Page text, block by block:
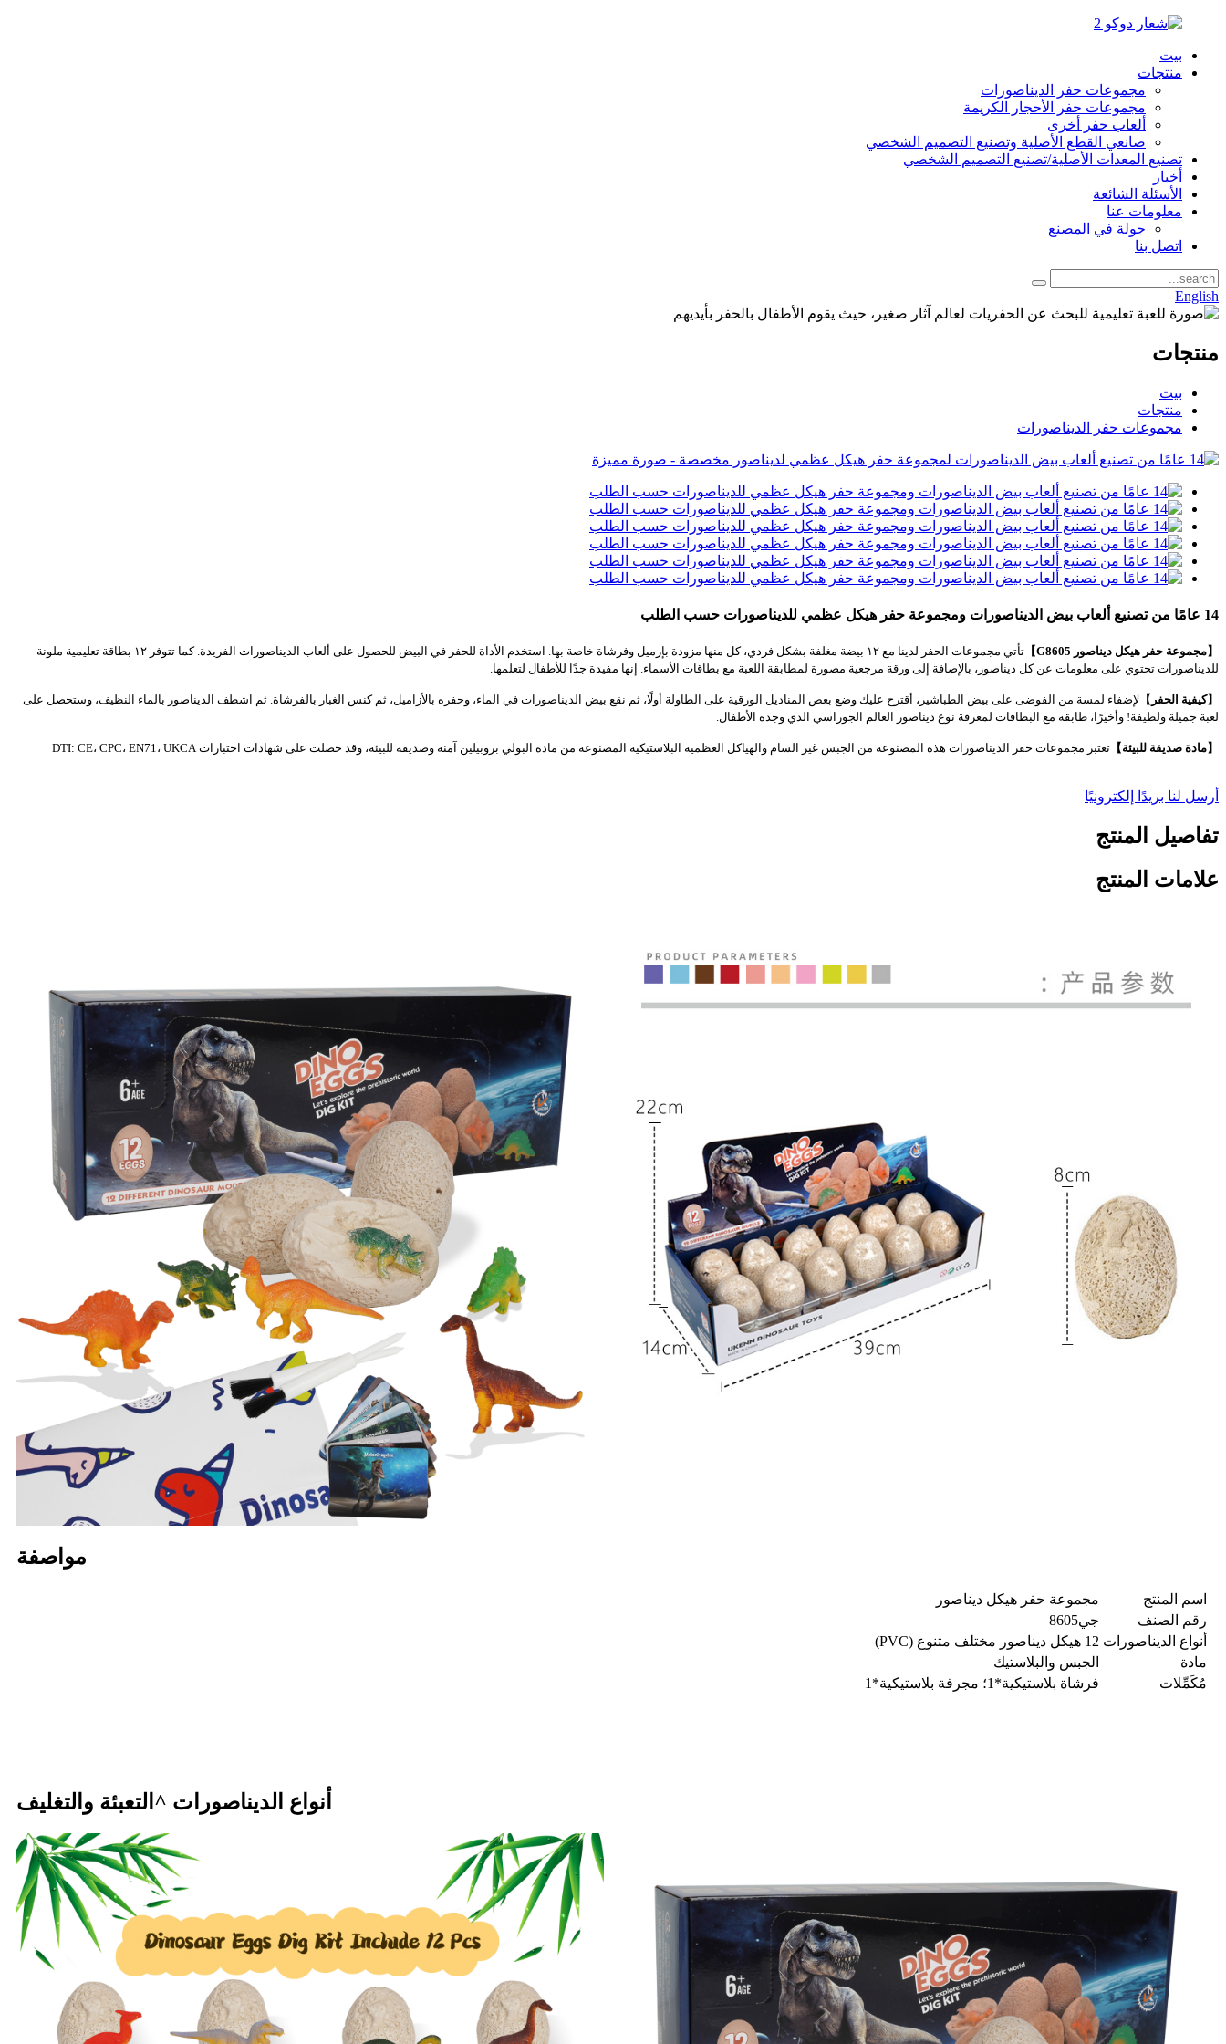
بيت
منتجات
مجموعات حفر الديناصورات
مجموعات حفر الأحجار الكريمة
ألعاب حفر أخرى
صانعي القطع الأصلية وتصنيع التصميم الشخصي
تصنيع المعدات الأصلية/تصنيع التصميم الشخصي
أخبار
الأسئلة الشائعة
معلومات عنا
جولة في المصنع
اتصل بنا
English
منتجات
بيت
منتجات
مجموعات حفر الديناصورات
14 عامًا من تصنيع ألعاب بيض الديناصورات ومجموعة حفر هيكل عظمي للديناصورات حسب الطلب
【مجموعة حفر هيكل ديناصور G8605】
تأتي مجموعات الحفر لدينا مع ١٢ بيضة مغلفة بشكل فردي، كل منها مزودة بإزميل وفرشاة خاصة بها. استخدم الأداة للحفر في البيض للحصول على ألعاب الديناصورات الفريدة. كما تتوفر ١٢ بطاقة تعليمية ملونة
للديناصورات تحتوي على معلومات عن كل ديناصور، بالإضافة إلى ورقة مرجعية مصورة لمطابقة اللعبة مع بطاقات الأسماء. إنها مفيدة جدًا للأطفال لتعلمها.
【كيفية الحفر】 لإضفاء لمسة من الفوضى على بيض الطباشير، أقترح عليك وضع بعض المناديل الورقية على الطاولة أولًا، ثم نقع بيض الديناصورات في الماء، وحفره بالأزاميل، ثم كنس الغبار بالفرشاة. ثم اشطف الديناصور بالماء النظيف، وستحصل على
لعبة جميلة ولطيفة! وأخيرًا، طابقه مع البطاقات لمعرفة نوع ديناصور العالم الجوراسي الذي وجده الأطفال.
【مادة صديقة للبيئة】 تعتبر مجموعات حفر الديناصورات هذه المصنوعة من الجبس غير السام والهياكل العظمية البلاستيكية المصنوعة من مادة البولي بروبيلين آمنة وصديقة للبيئة، وقد حصلت على شهادات اختبارات DTI: CE، CPC، EN71، UKCA
أرسل لنا بريدًا إلكترونيًا
تفاصيل المنتج
علامات المنتج
مواصفة
اسم المنتج
مجموعة حفر هيكل ديناصور
رقم الصنف
جي8605
أنواع الديناصورات 12 هيكل ديناصور مختلف متنوع (PVC)
مادة
الجبس والبلاستيك
مُكَمِّلات
فرشاة بلاستيكية*1؛ مجرفة بلاستيكية*1
أنواع الديناصورات ^التعبئة والتغليف